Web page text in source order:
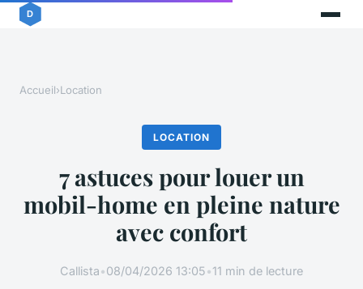
Accueil›Location
LOCATION
7 astuces pour louer un
mobil-home en pleine nature
avec confort
Callista•08/04/2026 13:05•11 min de lecture